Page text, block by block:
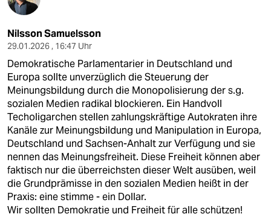
Nilsson Samuelsson
29.01.2026 , 16:47 Uhr
Demokratische Parlamentarier in Deutschland und
Europa sollte unverzüglich die Steuerung der
Meinungsbildung durch die Monopolisierung der s.g.
sozialen Medien radikal blockieren. Ein Handvoll
Techoligarchen stellen zahlungskräftige Autokraten ihre
Kanäle zur Meinungsbildung und Manipulation in Europa,
Deutschland und Sachsen-Anhalt zur Verfügung und sie
nennen das Meinungsfreiheit. Diese Freiheit können aber
faktisch nur die überreichsten dieser Welt ausüben, weil
die Grundprämisse in den sozialen Medien heißt in der
Praxis: eine stimme - ein Dollar.
Wir sollten Demokratie und Freiheit für alle schützen!